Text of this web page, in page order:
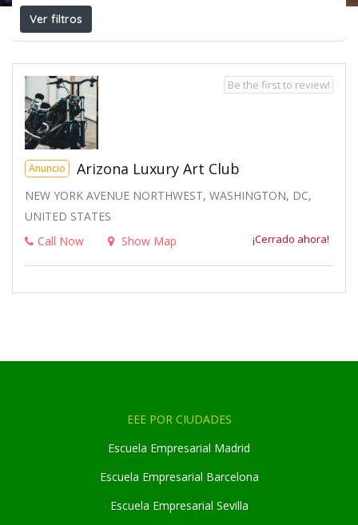
Ver filtros
Anuncio Arizona Luxury Art Club
NEW YORK AVENUE NORTHWEST, WASHINGTON, DC,
UNITED STATES
Call Now
Show Map ¡Cerrado ahora!
Be the first to review!
EEE POR CIUDADES
Escuela Empresarial Madrid
Escuela Empresarial Barcelona
Escuela Empresarial Sevilla